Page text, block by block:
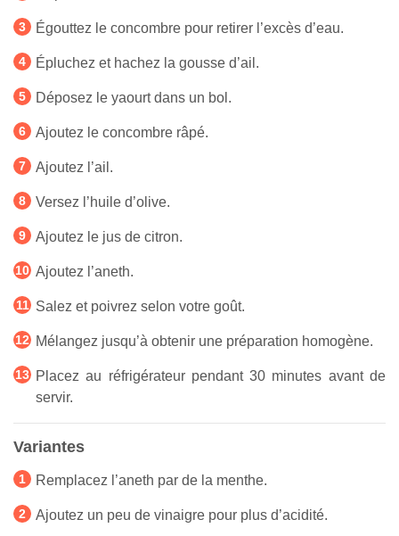
Égouttez le concombre pour retirer l’excès d’eau.
Épluchez et hachez la gousse d’ail.
Déposez le yaourt dans un bol.
Ajoutez le concombre râpé.
Ajoutez l’ail.
Versez l’huile d’olive.
Ajoutez le jus de citron.
Ajoutez l’aneth.
Salez et poivrez selon votre goût.
Mélangez jusqu’à obtenir une préparation homogène.
Placez au réfrigérateur pendant 30 minutes avant de
servir.
Variantes
Remplacez l’aneth par de la menthe.
Ajoutez un peu de vinaigre pour plus d’acidité.